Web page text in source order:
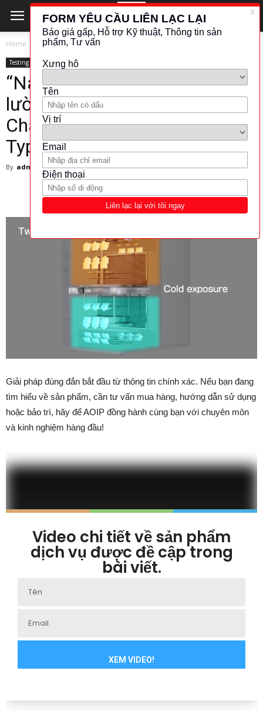
Home Testing Equipment
Testing Equipment
“Nâng cao chất lượng đo
lường với Thermal Shock
Chamber -TSD Series- Elevator
Type / ESPEC của chúng tôi”
By admin - December 17, 2025 69
Giải pháp đúng đắn bắt đầu từ thông tin chính xác. Nếu bạn đang
tìm hiểu về sản phẩm, cần tư vấn mua hàng, hướng dẫn sử dụng
hoặc bảo trì, hãy để AOIP đồng hành cùng bạn với chuyên môn
và kinh nghiệm hàng đầu!
Video chi tiết về sản phẩm
dịch vụ được đề cập trong
bài viết.